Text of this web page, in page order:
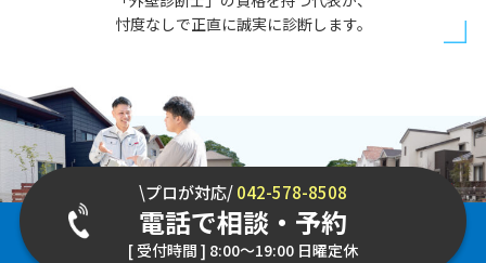
忖度なしで正直に誠実に診断します。
\プロが対応/042-578-8508
電話で相談・予約
[ 受付時間 ] 8:00～19:00 日曜定休